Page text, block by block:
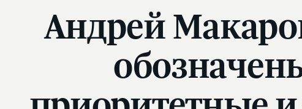
Андрей